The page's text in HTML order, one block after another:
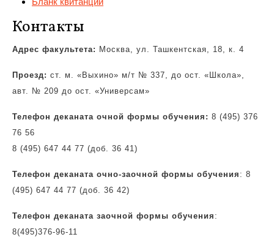
Контакты
Адрес факультета: Москва, ул. Ташкентская, 18, к. 4
Проезд: ст. м. «Выхино» м/т № 337, до ост. «Школа»,
авт. № 209 до ост. «Универсам»
Телефон деканата очной формы обучения: 8 (495) 376
76 56
8 (495) 647 44 77 (доб. 36 41)
Телефон деканата очно-заочной формы обучения : 8
(495) 647 44 77 (доб. 36 42)
Телефон деканата заочной формы обучения :
8(495)376-96-11